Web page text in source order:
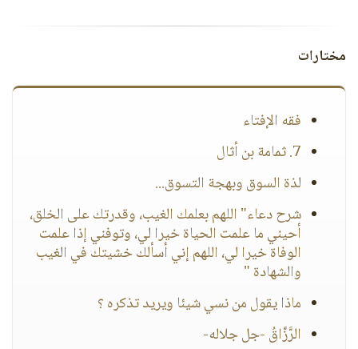
مختارات
فقه الإفتاء
7. ثمامة بن أثال
لذة السوق وبهجة التسوق...
شرح دعاء" اللهم بعلمك الغيب، وقدرتك على الخلق،
أحيني ما علمت الحياة خيرا لي، وتوفني إذا علمت
الوفاة خيرا لي، اللهم إني أسألك خشيتك في الغيب
والشهادة "
ماذا يقول من نسي شيئا ويريد تذكره ؟
الرَّزَّاقُ -جل جلاله-